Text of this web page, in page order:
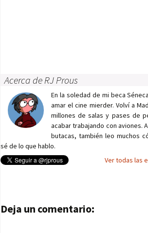
Acerca de RJ Prous
En la soledad de mi beca
amar el cine mierder. Volví a
millones de salas y pases de
acabar trabajando con aviones.
butacas, también leo muchos
sé de lo que hablo.
Ver todas las
Navegación de entradas
Deja un comentario: